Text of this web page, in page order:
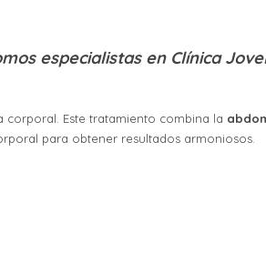
especialistas en Clínica
Este tratamiento combina la
para obtener resultados armoniosos.